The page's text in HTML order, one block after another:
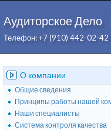
Аудиторское Дело
Телефон: +7 (910) 442-02-42
О компании
Общие сведения
Принципы работы нашей
Наши специалисты
Система контроля качества